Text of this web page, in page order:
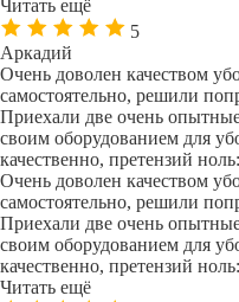
Читать ещё
5
Аркадий
Очень доволен качеством
самостоятельно, решили
Приехали две очень
своим оборудованием для
качественно, претензий
Очень доволен качеством
самостоятельно, решили
Приехали две очень
своим оборудованием для
качественно, претензий
Читать ещё